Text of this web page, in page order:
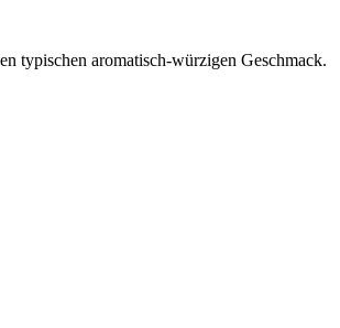
typischen aromatisch-würzigen Geschmack.